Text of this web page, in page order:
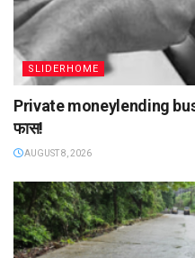
SLIDERHOME
Private moneylending
फास!
AUGUST 8, 2026